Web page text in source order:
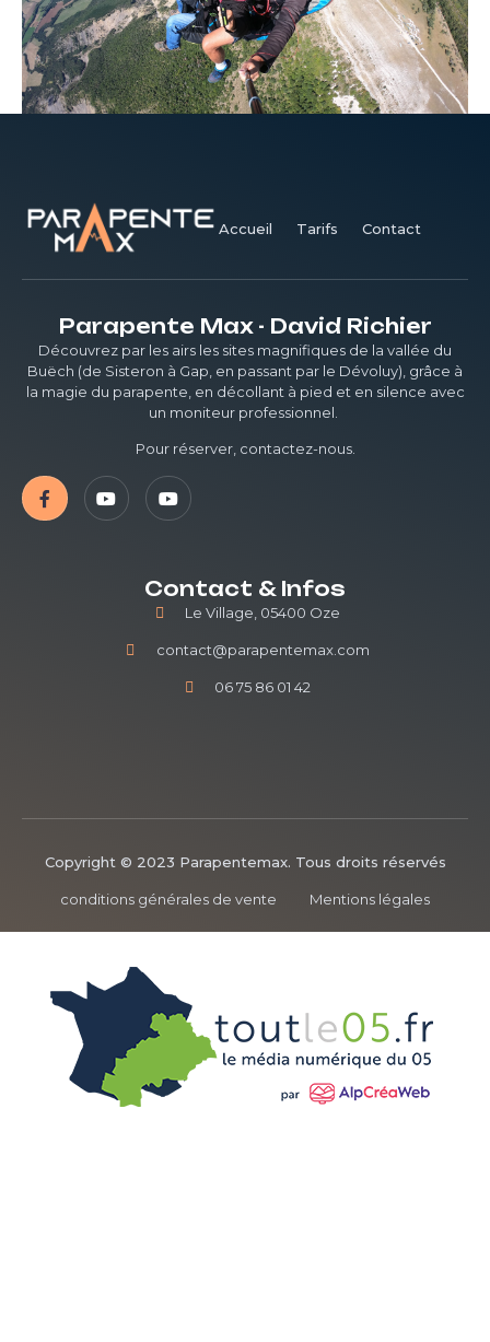
Accueil Tarifs Contact
Parapente Max - David Richier
Découvrez par les airs les sites magnifiques de la vallée du
Buëch (de Sisteron à Gap, en passant par le Dévoluy), grâce à
la magie du parapente, en décollant à pied et en silence avec
un moniteur professionnel.
Pour réserver, contactez-nous.
Contact & Infos
Le Village, 05400 Oze
contact@parapentemax.com
06 75 86 01 42
Copyright © 2023 Parapentemax. Tous droits réservés
conditions générales de vente Mentions légales